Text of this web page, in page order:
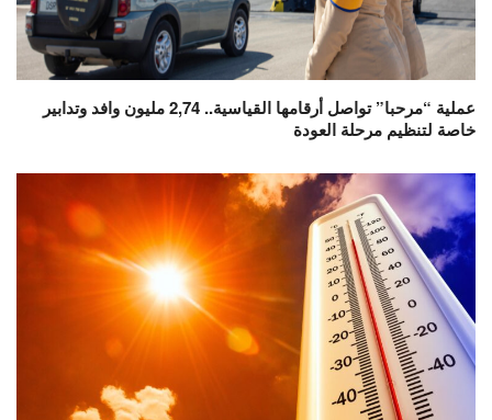
عملية “مرحبا” تواصل أرقامها القياسية.. 2,74 مليون وافد وتدابير
خاصة لتنظيم مرحلة العودة